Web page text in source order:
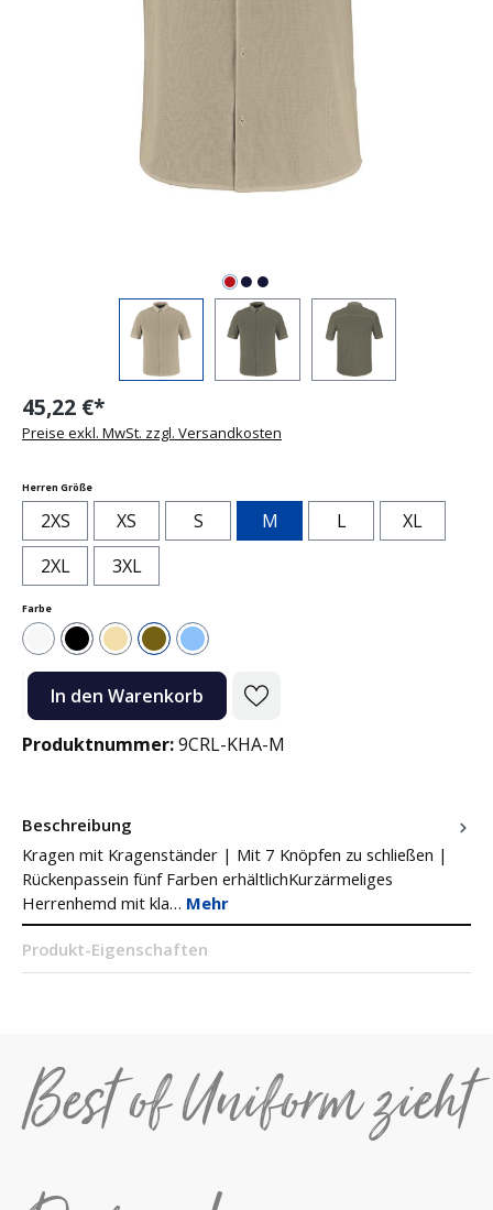
45,22 €*
Preise exkl. MwSt. zzgl. Versandkosten
Herren Größeauswählen
2XS XS S M L
XL
2XL
3XL
Farbeauswählen
WeißSchwarz
BeigeKhakiHellblau
Produkt Anzahl: Gib den gewünschten Wert ein oder benutze die
In den Warenkorb
Produktnummer:9CRL-KHA-M
Beschreibung
Kragen mit Kragenständer | Mit 7 Knöpfen zu schließen |
Rückenpassein fünf Farben erhältlichKurzärmeliges
Herrenhemd mit kla… Mehr
Produkt-Eigenschaften
Best of Uniform zieht